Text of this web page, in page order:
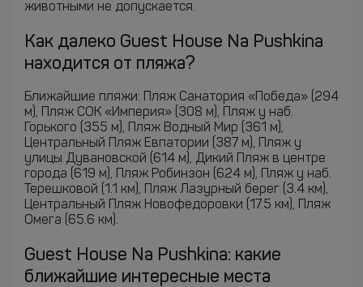
животными не допускается.
Как далеко Guest House Na Pushkina
находится от пляжа?
Ближайшие пляжи: Пляж Санатория «Победа» (294
м), Пляж СОК «Империя» (308 м), Пляж у наб.
Горького (355 м), Пляж Водный Мир (361 м),
Центральный Пляж Евпатории (387 м), Пляж у
улицы Дувановской (614 м), Дикий Пляж в центре
города (619 м), Пляж Робинзон (624 м), Пляж у наб.
Терешковой (1.1 км), Пляж Лазурный берег (3.4 км),
Центральный Пляж Новофедоровки (17.5 км), Пляж
Омега (65.6 км).
Guest House Na Pushkina: какие
ближайшие интересные места